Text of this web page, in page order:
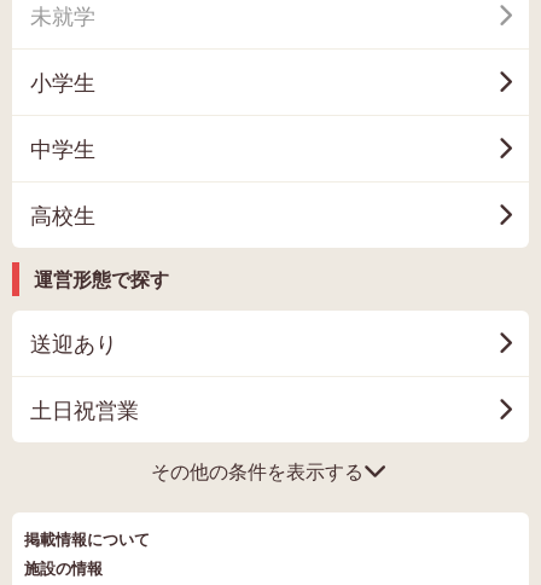
未就学
小学生
中学生
高校生
運営形態で探す
送迎あり
土日祝営業
その他の条件を表示する
掲載情報について
施設の情報